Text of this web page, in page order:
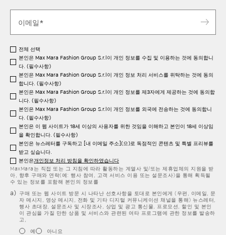
전체 선택
본인은 Max Mara Fashion Group S.r.l이 개인 정보를 수집 및 이용하는 것에 동의합니
다. (필수사항)
본인은 Max Mara Fashion Group S.r.l이 개인 정보 처리 서비스를 위탁하는 것에 동의
합니다. (필수사항)
본인은 Max Mara Fashion Group S.r.l이 개인 정보를 제3자에게 제공하는 것에 동의합
니다. (필수사항)
본인은 Max Mara Fashion Group S.r.l이 개인 정보를 외국에 전송하는 것에 동의합니
다. (필수사항)
본인은 이 웹 사이트가 18세 이상의 사용자를 위한 것임을 이해하고 본인이 18세 이상임
을 확인합니다. (필수사항)
본인은 뉴스레터를 구독하고 [내 이메일 주소](으)로 독점적인 콘텐츠 및 특별 프리뷰를
받고 싶습니다.
본인은개인정보 처리 방침을 확인하였습니다
MaxMara는 직접 또는 그 지침에 따라 활동하는 계열사 및/또는 제휴업체의 지원을 받
아, 향후 구매와 연락(예: 행사 참여, 고객 서비스 이용 또는 설문조사)을 통해 획득될
수 있는 정보를 포함해 본인의 정보를
구매 또는 웹 사이트 방문 시 나타난 선호사항을 토대로 본인에게 (우편, 이메일, 문
자 메시지, 영상 메시지, 전화 및 기타 디지털 커뮤니케이션 채널을 통해) 뉴스레터,
행사 초대장, 설문조사 및 시장조사, 상업 및 광고 통신물, 프로모션, 할인 및 본인
이 관심을 가질 만한 상품 및 서비스와 관련된 여타 프로그램에 관한 정보를 발송하
고,
예
아니요